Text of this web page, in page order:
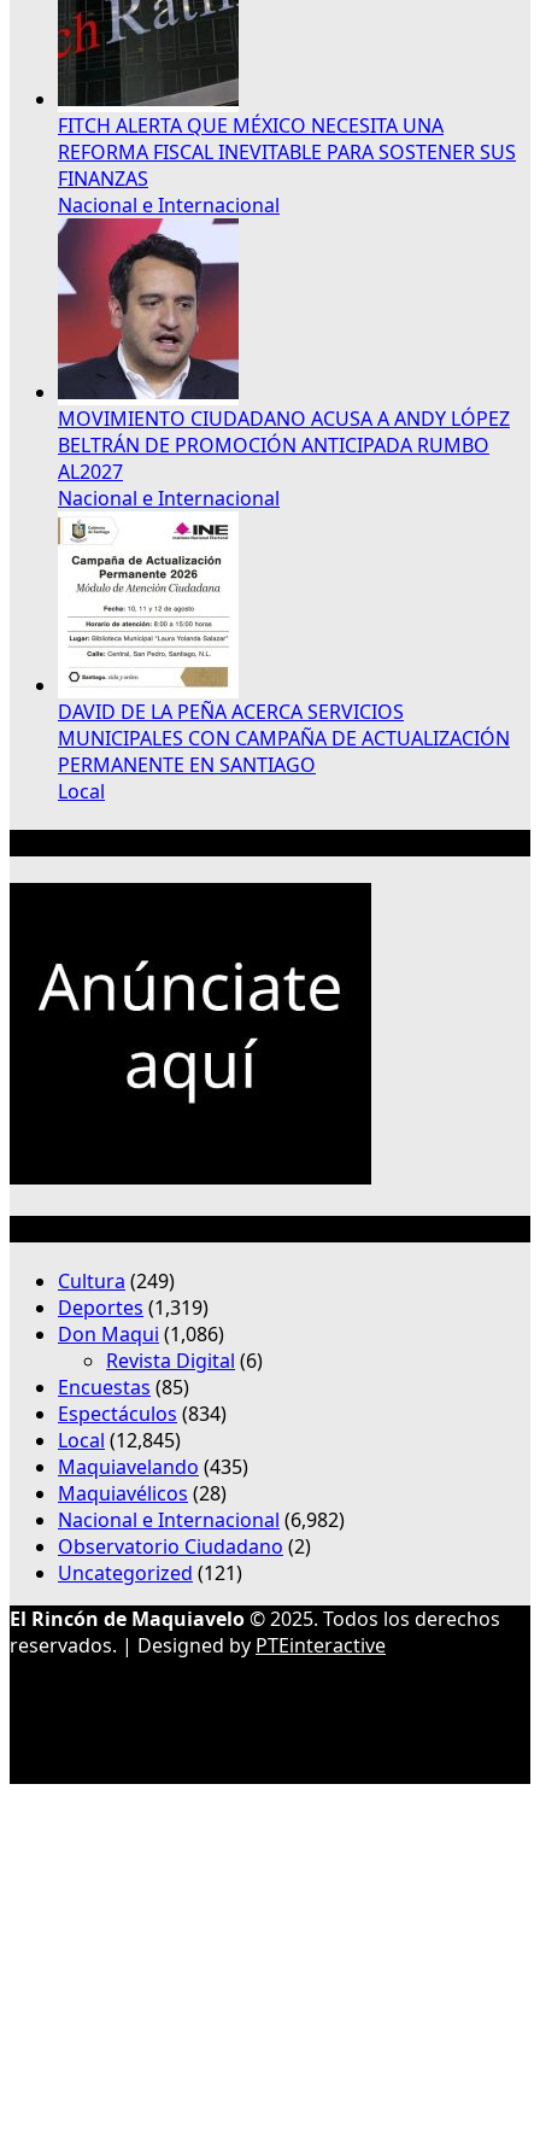
FITCH ALERTA QUE MÉXICO NECESITA UNA
REFORMA FISCAL INEVITABLE PARA SOSTENER SUS
FINANZAS
Nacional e Internacional
MOVIMIENTO CIUDADANO ACUSA A ANDY LÓPEZ
BELTRÁN DE PROMOCIÓN ANTICIPADA RUMBO
AL2027
Nacional e Internacional
DAVID DE LA PEÑA ACERCA SERVICIOS
MUNICIPALES CON CAMPAÑA DE ACTUALIZACIÓN
PERMANENTE EN SANTIAGO
Local
Cultura (249)
Deportes (1,319)
Don Maqui (1,086)
Revista Digital (6)
Encuestas (85)
Espectáculos (834)
Local (12,845)
Maquiavelando (435)
Maquiavélicos (28)
Nacional e Internacional (6,982)
Observatorio Ciudadano (2)
Uncategorized (121)
El Rincón de Maquiavelo© 2025. Todos los derechos
reservados. | Designed by PTEinteractive